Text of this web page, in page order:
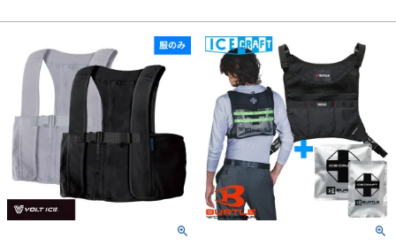
ーズに風が流れます。●保冷剤5個収納
で冷却効率アップ最大5つの保冷剤を
収納できるポケットを装備。確保され
た空気層を冷気が駆け巡り、効率よく
身体を冷却します。●バックルでフィ
ット感調整可能調整可能なバックル付
きで、体型やハーネスの形状に合わせ
て最適な位置で固定。作業中のズレを
防ぎます。●消臭テープ内蔵汗のニオ
イを抑える消臭機能を搭載。ハードな
現場での清潔感を保ちます。
ることで、背中と脇を効率よく、強力
に冷却します。●ひんやり快適「接触
冷感×吸汗速乾」肌に触れた瞬間に冷
たさを感じる素材を採用。吸汗速乾機
能で汗のベタつきを抑え、さらりと快
適な着心地が持続します。●動きを妨
げない「フリーストレッチ」身体の動
きに合わせて柔軟に伸縮。激しく動く
現場でも突っ張らず、インナーとして
着用してもごわつきません。●消臭テ
ープでニオイ対策も万全汗のニオイを
抑える消臭テープを内蔵。毎日ハード
に使うワークウェアとして、清潔感も